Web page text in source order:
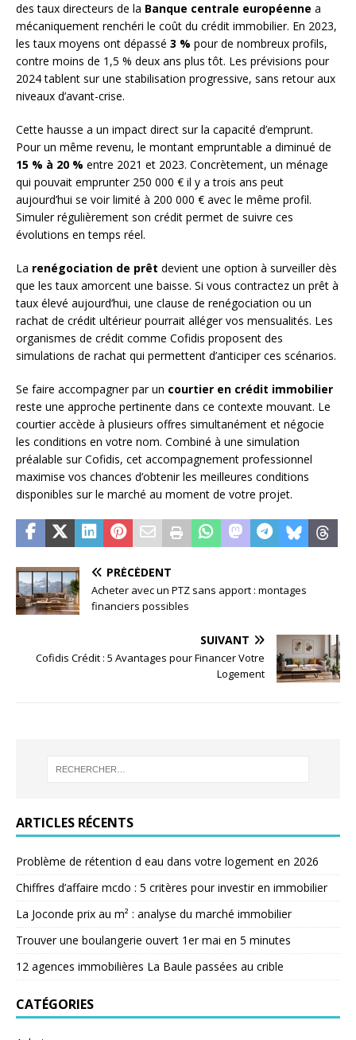
des taux directeurs de la Banque centrale européenne a
mécaniquement renchéri le coût du crédit immobilier. En 2023,
les taux moyens ont dépassé 3 % pour de nombreux profils,
contre moins de 1,5 % deux ans plus tôt. Les prévisions pour
2024 tablent sur une stabilisation progressive, sans retour aux
niveaux d’avant-crise.
Cette hausse a un impact direct sur la capacité d’emprunt.
Pour un même revenu, le montant empruntable a diminué de
15 % à 20 % entre 2021 et 2023. Concrètement, un ménage
qui pouvait emprunter 250 000 € il y a trois ans peut
aujourd’hui se voir limité à 200 000 € avec le même profil.
Simuler régulièrement son crédit permet de suivre ces
évolutions en temps réel.
La renégociation de prêt devient une option à surveiller dès
que les taux amorcent une baisse. Si vous contractez un prêt à
taux élevé aujourd’hui, une clause de renégociation ou un
rachat de crédit ultérieur pourrait alléger vos mensualités. Les
organismes de crédit comme Cofidis proposent des
simulations de rachat qui permettent d’anticiper ces scénarios.
Se faire accompagner par un courtier en crédit immobilier
reste une approche pertinente dans ce contexte mouvant. Le
courtier accède à plusieurs offres simultanément et négocie
les conditions en votre nom. Combiné à une simulation
préalable sur Cofidis, cet accompagnement professionnel
maximise vos chances d’obtenir les meilleures conditions
disponibles sur le marché au moment de votre projet.
PRÉCÉDENT
Acheter avec un PTZ sans apport : montages
financiers possibles
SUIVANT
Cofidis Crédit : 5 Avantages pour Financer Votre
Logement
ARTICLES RÉCENTS
Problème de rétention d eau dans votre logement en 2026
Chiffres d’affaire mcdo : 5 critères pour investir en immobilier
La Joconde prix au m² : analyse du marché immobilier
Trouver une boulangerie ouvert 1er mai en 5 minutes
12 agences immobilières La Baule passées au crible
CATÉGORIES